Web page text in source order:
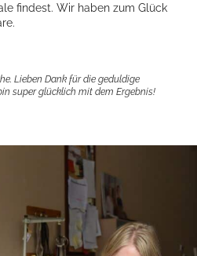
findest. Wir haben zum Glück
Lieben Dank für die geduldige
super glücklich mit dem Ergebnis!